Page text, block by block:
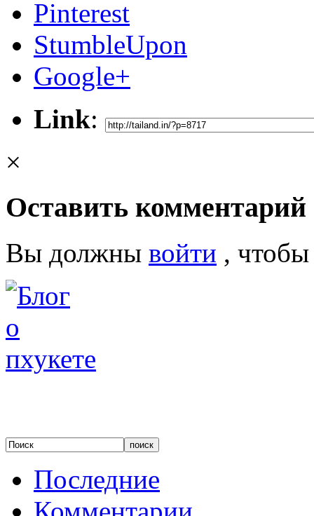
Pinterest
StumbleUpon
Google+
Link:
×
Оставить комментарий
Вы должны войти ,
Последние